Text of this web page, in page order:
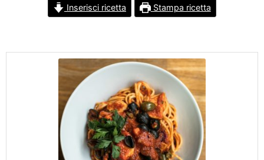
Inserisci ricetta Stampa ricetta